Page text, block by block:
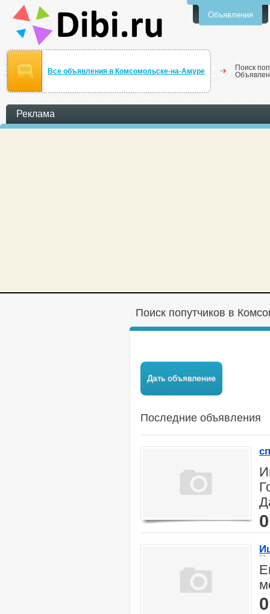
Объявления
Все объявления в Комсомольске-на-Амуре
Поиск
Реклама
Поиск попутчиков в
Дать объявление
Последние объявления
0
0